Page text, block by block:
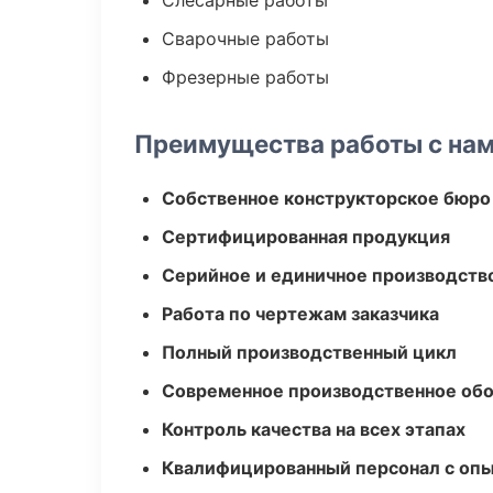
Сварочные работы
Фрезерные работы
Преимущества работы с
Собственное конструкторское бюро
Сертифицированная продукция
Серийное и единичное
Работа по чертежам заказчика
Полный производственный цикл
Современное производственное
Контроль качества на всех этапах
Квалифицированный персонал с